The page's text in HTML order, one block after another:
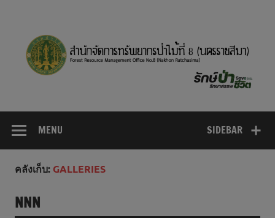
SIDEBAR
MENU
คลังเก็บ: GALLERIES
NNN